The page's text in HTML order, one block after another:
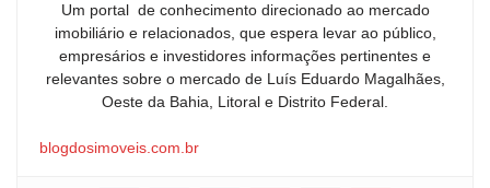
Um portal de conhecimento direcionado ao mercado
imobiliário e relacionados, que espera levar ao público,
empresários e investidores informações pertinentes e
relevantes sobre o mercado de Luís Eduardo Magalhães,
Oeste da Bahia, Litoral e Distrito Federal.
blogdosimoveis.com.br